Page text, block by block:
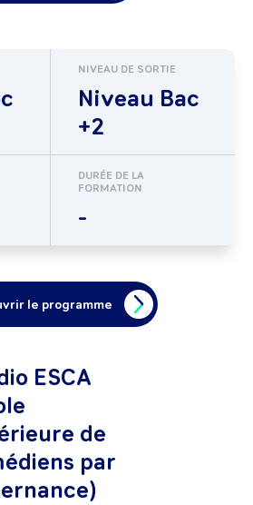
NIVEAU DE SORTIE
Niveau Bac
+2
DURÉE DE LA
FORMATION
-
le programme
ESCA
de
par